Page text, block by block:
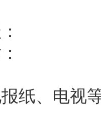
、电视等